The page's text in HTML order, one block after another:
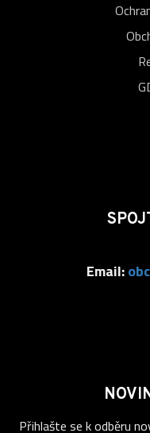
Email:
Přihlašte se k odběru